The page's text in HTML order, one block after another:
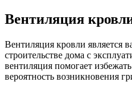
Вентиляция
Вентиляция кровли является
строительстве дома с
вентиляция помогает
вероятность возникновения